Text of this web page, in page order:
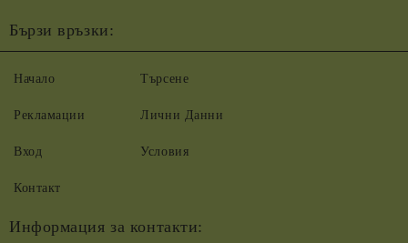
Бързи връзки:
Начало
Рекламации
Вход
Контакт
Търсене
Лични Данни
Условия
Информация за контакти: